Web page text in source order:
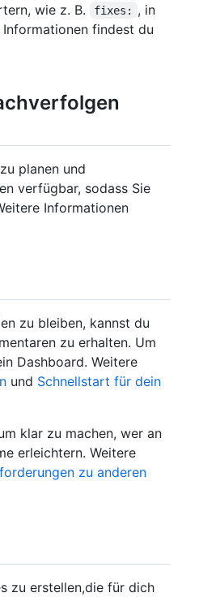
wie z. B.
fixes:
, in
findest du
planen und
verfügbar, sodass Sie
Informationen
zu bleiben, kannst du
zu erhalten. Um
Dashboard. Weitere
und Schnellstart für dein
klar zu machen, wer an
erleichtern. Weitere
zu anderen
zu erstellen,die für dich